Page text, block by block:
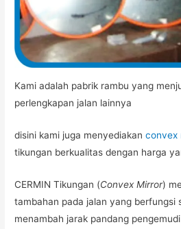
Kami adalah pabrik rambu yang
perlengkapan jalan lainnya
disini kami juga menyediakanconvex
tikungan berkualitas dengan harga
CERMIN Tikungan (Convex Mirror)
tambahan pada jalan yang berfungsi
menambah jarak pandang